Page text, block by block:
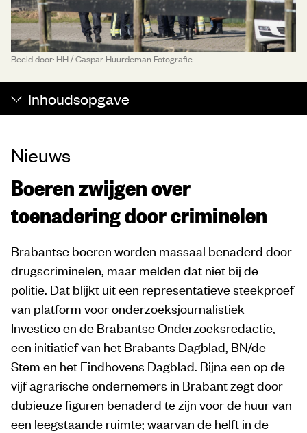
Beeld door: HH / Caspar Huurdeman Fotografie
Inhoudsopgave
Nieuws
Boeren zwijgen over
toenadering door criminelen
Brabantse boeren worden massaal benaderd door
drugscriminelen, maar melden dat niet bij de
politie. Dat blijkt uit een representatieve steekproef
van platform voor onderzoeksjournalistiek
Investico en de Brabantse Onderzoeksredactie,
een initiatief van het Brabants Dagblad, BN/de
Stem en het Eindhovens Dagblad. Bijna een op de
vijf agrarische ondernemers in Brabant zegt door
dubieuze figuren benaderd te zijn voor de huur van
een leegstaande ruimte; waarvan de helft in de